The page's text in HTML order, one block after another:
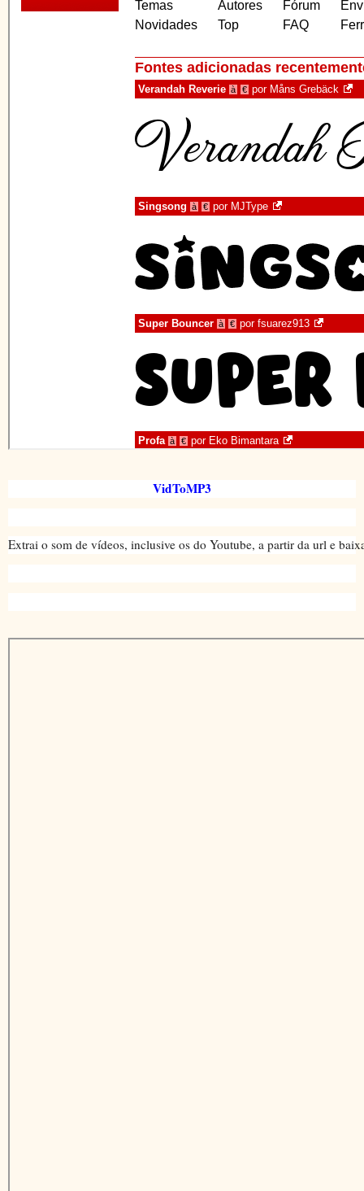
VidToMP3
Extrai o som de vídeos, inclusive os do Youtube, a partir da url e